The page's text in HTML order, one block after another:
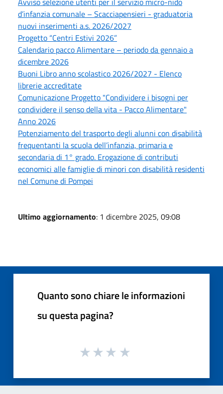
d’infanzia comunale – Scacciapensieri - graduatoria
nuovi inserimenti a.s. 2026/2027
Progetto “Centri Estivi 2026”
Calendario pacco Alimentare – periodo da gennaio a
dicembre 2026
Buoni Libro anno scolastico 2026/2027 - Elenco
librerie accreditate
Comunicazione Progetto "Condividere i bisogni per
condividere il senso della vita - Pacco Alimentare"
Anno 2026
Potenziamento del trasporto degli alunni con disabilità
frequentanti la scuola dell’infanzia, primaria e
secondaria di 1° grado. Erogazione di contributi
economici alle famiglie di minori con disabilità residenti
nel Comune di Pompei
Ultimo aggiornamento: 1 dicembre 2025, 09:08
Quanto sono chiare le informazioni
su questa pagina?